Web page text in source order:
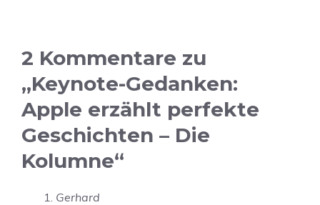
2 Kommentare zu
„Keynote-Gedanken:
Apple erzählt perfekte
Geschichten – Die
Kolumne“
Gerhard